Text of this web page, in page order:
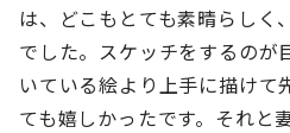
は、どこもとても素晴らしく
でした。スケッチをするのが
いている絵より上手に描けて
ても嬉しかったです。それと